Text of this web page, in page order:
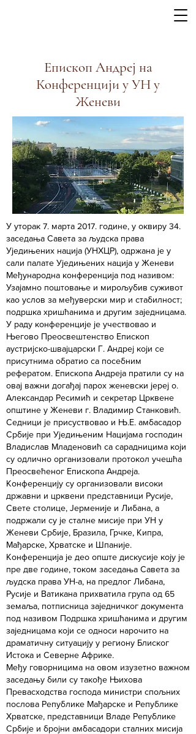
Епископ Андреј на
Конференцији у УН у
Женеви
У уторак 7. марта 2017. године, у оквиру 34.
заседања Савета за људска права
Уједињених нација (УНХЦР), одржана је у
сали палате Уједињених нација у Женеви
Међународна конференција под називом:
Узајамно поштовање и мирољубив суживот
као услов за међуверски мир и стабилност;
подршка хришћанима и другим заједницама.
У раду конференције је учествовао и
Његово Преосвештенство Епископ
аустријско-швајцарски Г. Андреј који се
присутнима обратио са посебним
рефератом. Епископа Андреја пратили су на
овај важни догађај парох женевски јереј о.
Александар Ресимић и секретар Црквене
општине у Женеви г. Владимир Станковић.
Седници је присуствовао и Њ.Е. амбасадор
Србије при Уједињеним Нацијама господин
Владислав Младеновић са сарадницима који
су одлично организовали протокол учешћа
Преосвећеног Епископа Андреја.
Конференцију су организовали високи
државни и црквени представници Русије,
Свете столице, Јерменије и Либана, а
подржали су је сталне мисије при УН у
Женеви Србије, Бразила, Грчке, Кипра,
Мађарске, Хрватске и Шпаније.
Конференција је део опште дискусије коју је
пре две године, током заседања Савета за
људска права УН-а, на предлог Либана,
Русије и Ватикана прихватила група од 65
земаља, потписница заједничког документа
под називом Подршка хришћанима и другим
заједницама који се односи нарочито на
драматичну ситуацију у региону Блиског
Истока и Северне Африке.
​Међу говорницима на овом изузетно важном
заседању били су такође Њихова
Превасходства господа министри спољних
послова Републике Мађарске и Републике
Хрватске, представници Владе Републике
Србије и бројни амбасадори сталних мисија